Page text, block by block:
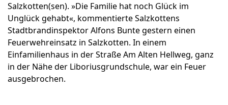
Salzkotten(sen). »Die Familie hat noch Glück im
Unglück gehabt«, kommentierte Salzkottens
Stadtbrandinspektor Alfons Bunte gestern einen
Feuerwehreinsatz in Salzkotten. In einem
Einfamilienhaus in der Straße Am Alten Hellweg, ganz
in der Nähe der Liboriusgrundschule, war ein Feuer
ausgebrochen.